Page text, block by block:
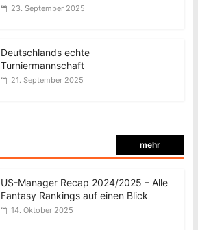
23. September 2025
Deutschlands echte
Turniermannschaft
21. September 2025
mehr
US-Manager Recap 2024/2025 – Alle
Fantasy Rankings auf einen Blick
14. Oktober 2025